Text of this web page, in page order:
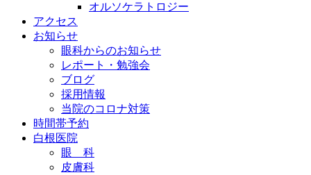
オルソケラトロジー
アクセス
お知らせ
眼科からのお知らせ
レポート・勉強会
ブログ
採用情報
当院のコロナ対策
時間帯予約
白根医院
眼 科
皮膚科